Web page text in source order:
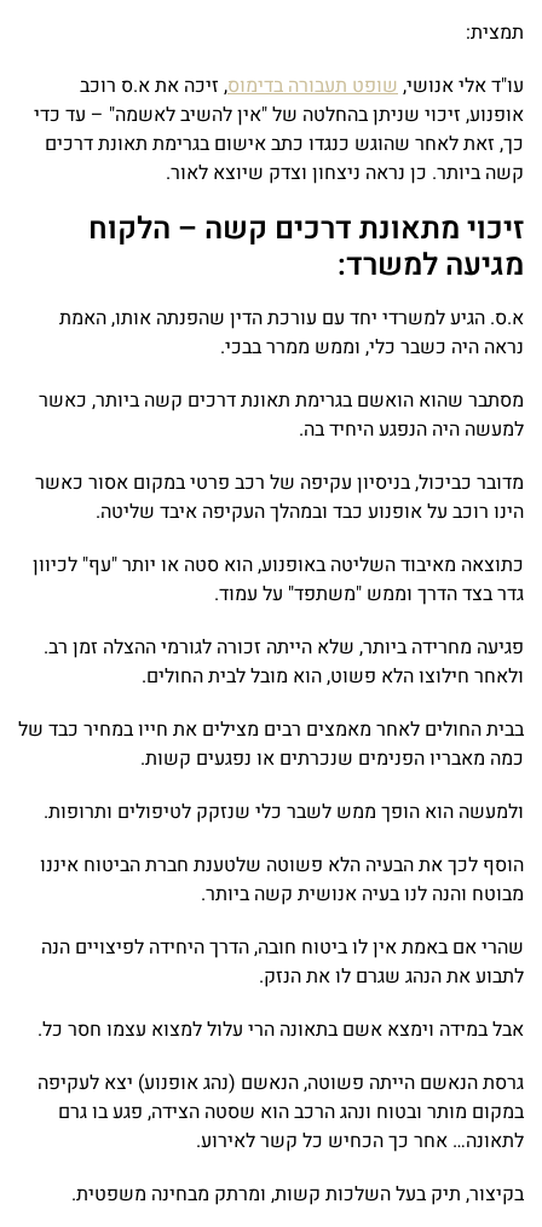
תמצית:
עו"ד אלי אנושי,שופט תעבורה בדימוס, זיכה את א.ס רוכב
אופנוע, זיכוי שניתן בהחלטה של "אין להשיב לאשמה" – עד כדי
כך, זאת לאחר שהוגש כנגדו כתב אישום בגרימת תאונת דרכים
קשה ביותר. כן נראה ניצחון וצדק שיוצא לאור.
זיכוי מתאונת דרכים קשה – הלקוח
מגיעה למשרד:
א.ס. הגיע למשרדי יחד עם עורכת הדין שהפנתה אותו, האמת
נראה היה כשבר כלי, וממש ממרר בבכי.
מסתבר שהוא הואשם בגרימת תאונת דרכים קשה ביותר, כאשר
למעשה היה הנפגע היחיד בה.
מדובר כביכול, בניסיון עקיפה של רכב פרטי במקום אסור כאשר
הינו רוכב על אופנוע כבד ובמהלך העקיפה איבד שליטה.
כתוצאה מאיבוד השליטה באופנוע, הוא סטה או יותר "עף" לכיוון
גדר בצד הדרך וממש "משתפד" על עמוד.
פגיעה מחרידה ביותר, שלא הייתה זכורה לגורמי ההצלה זמן רב.
ולאחר חילוצו הלא פשוט, הוא מובל לבית החולים.
בבית החולים לאחר מאמצים רבים מצילים את חייו במחיר כבד של
כמה מאבריו הפנימים שנכרתים או נפגעים קשות.
ולמעשה הוא הופך ממש לשבר כלי שנזקק לטיפולים ותרופות.
הוסף לכך את הבעיה הלא פשוטה שלטענת חברת הביטוח איננו
מבוטח והנה לנו בעיה אנושית קשה ביותר.
שהרי אם באמת אין לו ביטוח חובה, הדרך היחידה לפיצויים הנה
לתבוע את הנהג שגרם לו את הנזק.
אבל במידה וימצא אשם בתאונה הרי עלול למצוא עצמו חסר כל.
גרסת הנאשם הייתה פשוטה, הנאשם (נהג אופנוע) יצא לעקיפה
במקום מותר ובטוח ונהג הרכב הוא שסטה הצידה, פגע בו גרם
לתאונה… אחר כך הכחיש כל קשר לאירוע.
בקיצור, תיק בעל השלכות קשות, ומרתק מבחינה משפטית.